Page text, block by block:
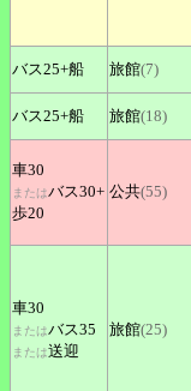
バス25+船 旅館(7)
バス25+船 旅館(18)
車30
またはバス30+
歩20
公共(55)
車30
またはバス35
または送迎
旅館(25)